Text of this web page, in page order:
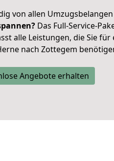
von allen
Das Full-Service-
alle Leistungen, die Sie für
nach Zottegem
Angebote erhalten